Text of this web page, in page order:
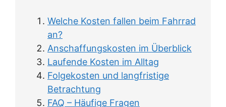
Welche Kosten fallen beim Fahrrad
an?
Anschaffungskosten im Überblick
Laufende Kosten im Alltag
Folgekosten und langfristige
Betrachtung
FAQ – Häufige Fragen